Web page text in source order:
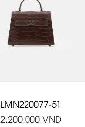
LMN220077-51
2.200.000 VND